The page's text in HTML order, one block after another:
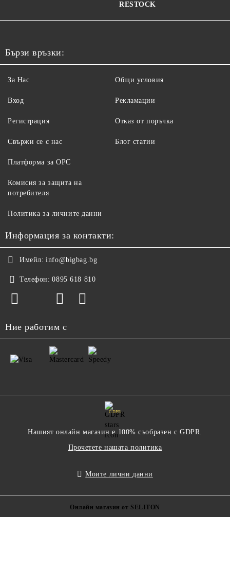
RESTOCK
Бързи връзки:
За Нас
Вход
Регистрация
Свържи се с нас
Общи условия
Рекламации
Отказ от поръчка
Блог статии
Платформа за ОРС
Комисия за защита на
потребителя
Политика за личните данни
Информация за контакти:
Имейл: info@bigbag.bg
Телефон: 0895 618 810
Ние работим с
GDPR
Нашият онлайн магазин е 100% съобразен с GDPR.
Прочетете нашата политика
Моите лични данни
Онлайн магазин от SELITON